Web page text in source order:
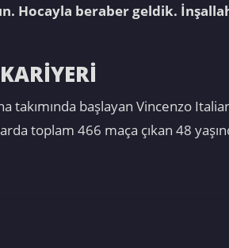
Hocayla beraber geldik.
başlayan Vincenzo
toplam 466 maça çıkan 48